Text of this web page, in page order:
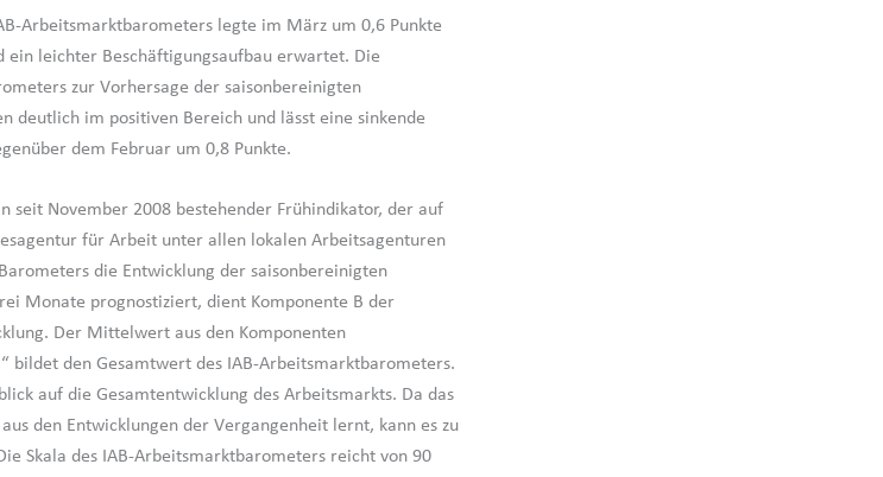
Arbeitsmarktbarometers legte im März um 0,6 Punkte
leichter Beschäftigungsaufbau erwartet. Die
zur Vorhersage der saisonbereinigten
deutlich im positiven Bereich und lässt eine sinkende
dem Februar um 0,8 Punkte.
seit November 2008 bestehender Frühindikator, der auf
für Arbeit unter allen lokalen Arbeitsagenturen
die Entwicklung der saisonbereinigten
Monate prognostiziert, dient Komponente B der
Der Mittelwert aus den Komponenten
bildet den Gesamtwert des IAB-Arbeitsmarktbarometers.
auf die Gesamtentwicklung des Arbeitsmarkts. Da das
den Entwicklungen der Vergangenheit lernt, kann es zu
Skala des IAB-Arbeitsmarktbarometers reicht von 90